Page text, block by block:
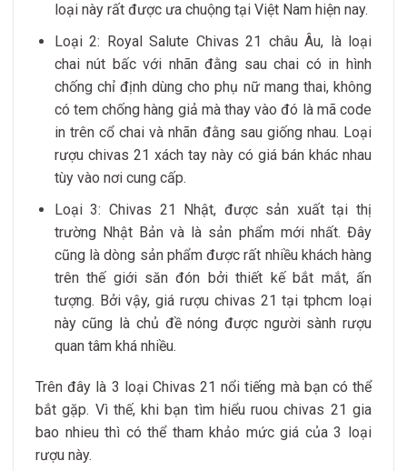
loại này rất được ưa chuộng tại Việt Nam hiện nay.
Loại 2: Royal Salute Chivas 21 châu Âu, là loại
chai nút bấc với nhãn đằng sau chai có in hình
chống chỉ định dùng cho phụ nữ mang thai, không
có tem chống hàng giả mà thay vào đó là mã code
in trên cổ chai và nhãn đằng sau giống nhau. Loại
rượu chivas 21 xách tay này có giá bán khác nhau
tùy vào nơi cung cấp.
Loại 3: Chivas 21 Nhật, được sản xuất tại thị
trường Nhật Bản và là sản phẩm mới nhất. Đây
cũng là dòng sản phẩm được rất nhiều khách hàng
trên thế giới săn đón bởi thiết kế bắt mắt, ấn
tượng. Bởi vậy, giá rượu chivas 21 tại tphcm loại
này cũng là chủ đề nóng được người sành rượu
quan tâm khá nhiều.
Trên đây là 3 loại Chivas 21 nổi tiếng mà bạn có thể
bắt gặp. Vì thế, khi bạn tìm hiểu ruou chivas 21 gia
bao nhieu thì có thể tham khảo mức giá của 3 loại
rượu này.